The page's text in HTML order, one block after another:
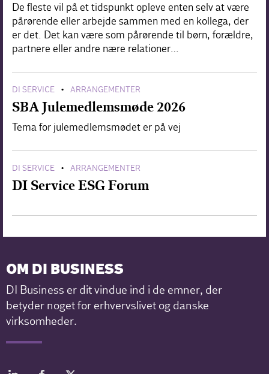
De fleste vil på et tidspunkt opleve enten selv at være
pårørende eller arbejde sammen med en kollega, der
er det. Det kan være som pårørende til børn, forældre,
partnere eller andre nære relationer…
DI SERVICE • ARRANGEMENTER
SBA Julemedlemsmøde 2026
Tema for julemedlemsmødet er på vej
DI SERVICE • ARRANGEMENTER
DI Service ESG Forum
OM DI BUSINESS
DI Business er dit vindue ind i de emner, der
betyder noget for erhvervslivet og danske
virksomheder.